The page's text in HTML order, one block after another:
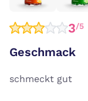
3/5
Geschmack
schmeckt gut